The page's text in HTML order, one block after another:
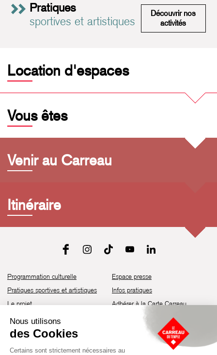
Pratiques
sportives et artistiques
Découvrir nos
activités
Location d'espaces
Vous êtes
Venir au Carreau
Itinéraire
Programmation culturelle
Pratiques sportives et artistiques
Le projet
Brochure de saison 25-26
Découvrir les espaces
Espace presse
Infos pratiques
Adhérer à la Carte Carreau